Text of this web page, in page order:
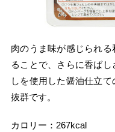
肉のうま味が感じられ
ることで、さらに香ば
しを使用した醤油仕立
抜群です。
カロリー：267kcal